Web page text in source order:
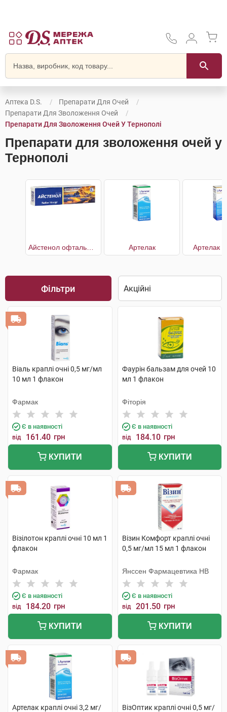
Аптека D.S.
Препарати Для Очей
Препарати Для Зволоження Очей
Препарати Для Зволоження Очей У Тернополі
Препарати для зволоження очей у
Тернополі
Артелак Артелак
Фільтри
Віаль краплі очні 0,5 мг/мл
10 мл 1 флакон
Фармак
Є в наявності
від 161.40 грн
КУПИТИ
Фаурін бальзам для очей 10
мл 1 флакон
Фіторія
Є в наявності
від 184.10 грн
КУПИТИ
Візілотон краплі очні 10 мл 1
флакон
Фармак
Є в наявності
від 184.20 грн
КУПИТИ
Візин Комфорт краплі очні
0,5 мг/мл 15 мл 1 флакон
Янссен Фармацевтика НВ
Є в наявності
від 201.50 грн
КУПИТИ
Артелак краплі очні 3,2 мг/
ВізОптик краплі очні 0,5 мг/